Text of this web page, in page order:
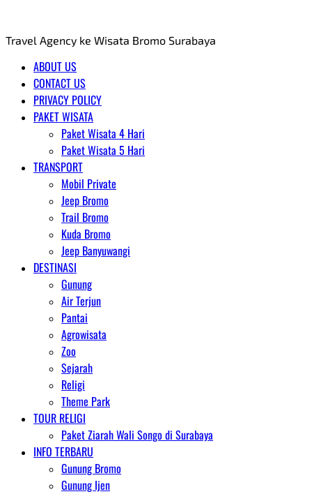
Travel Agency ke Wisata Bromo Surabaya
ABOUT US
CONTACT US
PRIVACY POLICY
PAKET WISATA
Paket Wisata 4 Hari
Paket Wisata 5 Hari
TRANSPORT
Mobil Private
Jeep Bromo
Trail Bromo
Kuda Bromo
Jeep Banyuwangi
DESTINASI
Gunung
Air Terjun
Pantai
Agrowisata
Zoo
Sejarah
Religi
Theme Park
TOUR RELIGI
Paket Ziarah Wali Songo di Surabaya
INFO TERBARU
Gunung Bromo
Gunung Ijen